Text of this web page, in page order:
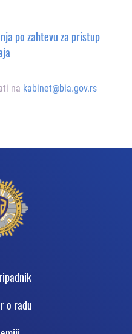
po zahtevu za pristup
na kabinet@bia.gov.rs
o radu